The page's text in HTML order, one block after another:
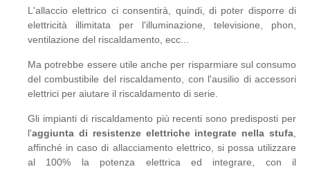
L'allaccio elettrico ci consentirà, quindi, di poter disporre di
elettricità illimitata per l'illuminazione, televisione, phon,
ventilazione del riscaldamento, ecc...
Ma potrebbe essere utile anche per risparmiare sul consumo
del combustibile del riscaldamento, con l'ausilio di accessori
elettrici per aiutare il riscaldamento di serie.
Gli impianti di riscaldamento più recenti sono predisposti per
l'aggiunta di resistenze elettriche integrate nella stufa
affinché in caso di allacciamento elettrico, si possa utilizzare
al 100% la potenza elettrica ed integrare, con il